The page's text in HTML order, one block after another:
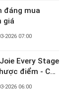
đáng mua
giá
2026 07:00
Every Stage
điểm - Có
tuổi?
2026 06:00